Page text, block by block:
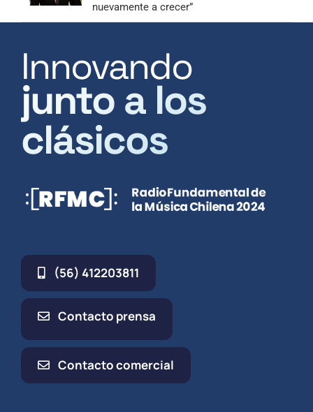
nuevamente a crecer”
Innovando
junto a los
clásicos
(56) 412203811
Contacto prensa
Contacto comercial